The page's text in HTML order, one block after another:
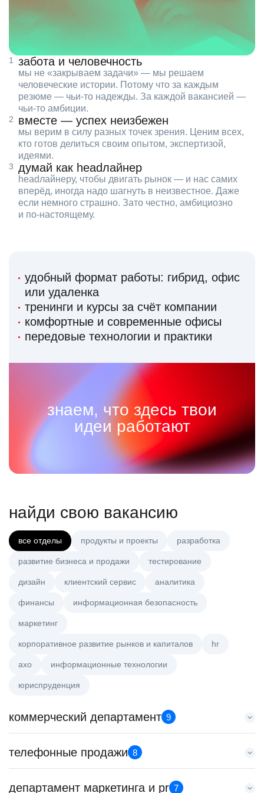
забота и человечность
мы не «закрываем задачи» — мы решаем
человеческие истории. Потому что за каждым
резюме — чьи‑то надежды. За каждой вакансией —
чьи‑то амбиции.
вместе — успех неизбежен
мы верим в силу разных точек зрения. Ценим всех,
кто готов делиться своим опытом, экспертизой,
идеями.
думай как headлайнер
headлайнеру, чтобы двигать рынок — и нас самих
вперёд, иногда надо шагнуть в неизвестное. Даже
если немного страшно. Зато честно, амбициозно
и по‑настоящему.
удобный формат работы: гибрид, офис
или удаленка
тренинги и курсы за счёт компании
комфортные и современные офисы
передовые технологии и практики
знаем, что здесь твои
идеи работают
найди свою вакансию
все отделы продукты и проекты разработка
развитие бизнеса и продажи тестирование
дизайн клиентский сервис аналитика
финансы информационная безопасность
маркетинг
корпоративное развитие рынков и капиталов hr
axo информационные технологии
юриспруденция
коммерческий департамент 9
Тренер по развитию компетенций продаж
HeadHunter::Коммерческий департамент
з/п не указана
телефонные продажи 8
департамент маркетинга и pr 7